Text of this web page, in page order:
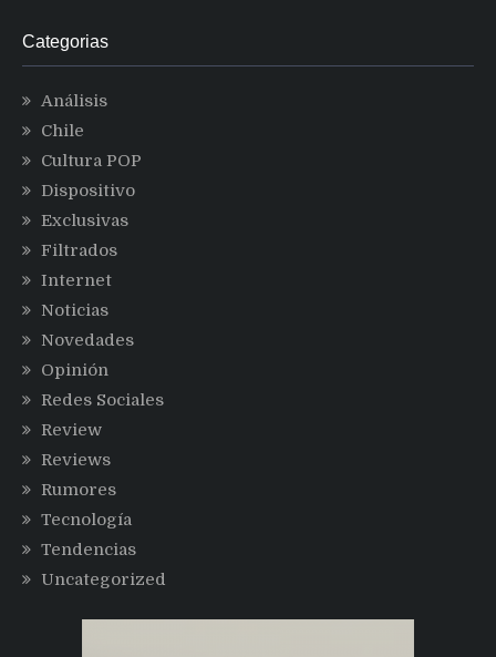
Categorias
Análisis
Chile
Cultura POP
Dispositivo
Exclusivas
Filtrados
Internet
Noticias
Novedades
Opinión
Redes Sociales
Review
Reviews
Rumores
Tecnología
Tendencias
Uncategorized